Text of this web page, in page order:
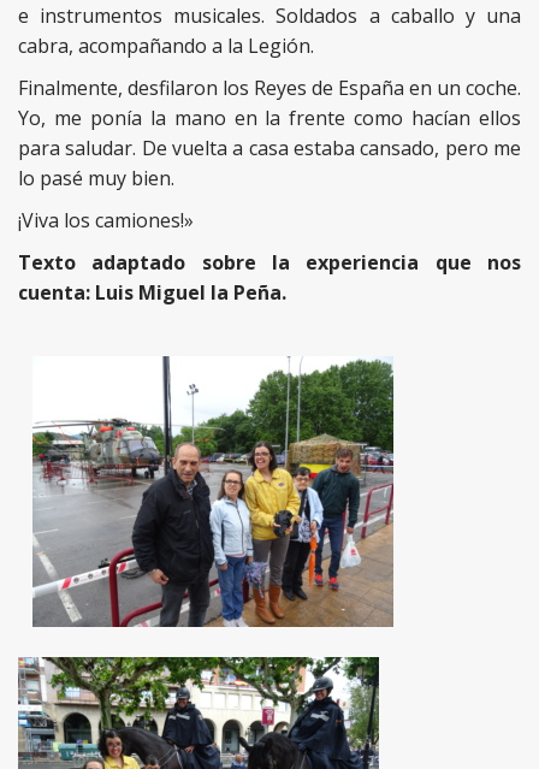
e instrumentos musicales. Soldados a caballo y una
cabra, acompañando a la Legión.
Finalmente, desfilaron los Reyes de España en un coche.
Yo, me ponía la mano en la frente como hacían ellos
para saludar. De vuelta a casa estaba cansado, pero me
lo pasé muy bien.
¡Viva los camiones!»
Texto adaptado sobre la experiencia que nos
cuenta: Luis Miguel la Peña.